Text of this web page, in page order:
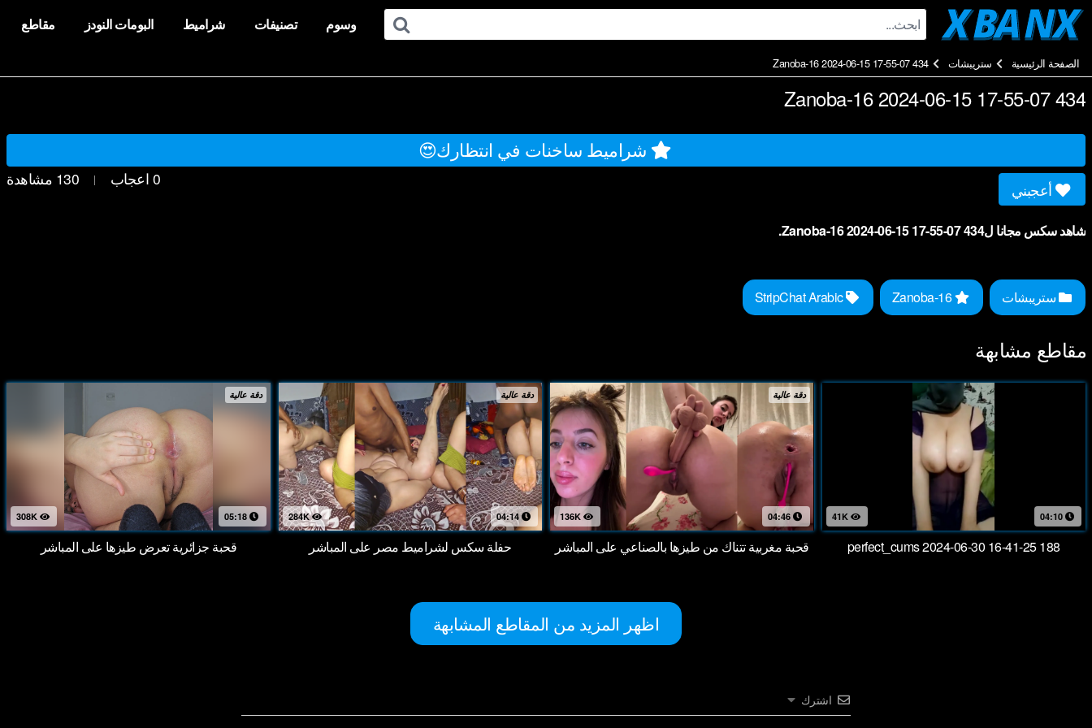
Skip
مقاطع البومات النودز شراميط تصنيفات وسوم
الصفحة الرئيسية ستريبشات Zanoba-16 2024-06-15 17-55-07 434
Zanoba-16 2024-06-15 17-55-07 434
شراميط ساخنات في انتظارك😍
130 مشاهدة | 0 اعجاب
أعجبني
شاهد سكس مجانا لZanoba-16 2024-06-15 17-55-07 434.
ستريبشات Zanoba-16
StripChat Arabic
مقاطع مشابهة
دقة عالية
05:18
قحبة جزائرية تعرض طيزها على المباشر
دقة عالية
284K 04:14
حفلة سكس لشراميط مصر على المباشر
دقة عالية
04:46
قحبة مغربية تتناك من طيزها بالصناعي على المباشر
41K 04:10
perfect_cums 2024-06-30 16-41-25 188
اظهر المزيد من المقاطع المشابهة
اشترك